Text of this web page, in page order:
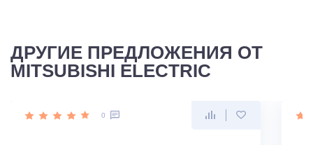
ДРУГИЕ ПРЕДЛОЖЕНИЯ ОТ
MITSUBISHI ELECTRIC
0